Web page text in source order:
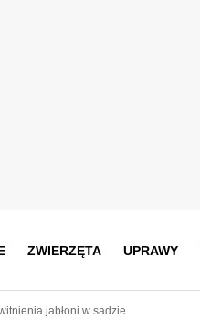
ZWIERZĘTA UPRAWY
jabłoni w sadzie